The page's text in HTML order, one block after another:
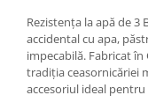
Rezistența la apă de 3
accidental cu apa,
impecabilă. Fabricat
tradiția ceasornicăriei
accesoriul ideal